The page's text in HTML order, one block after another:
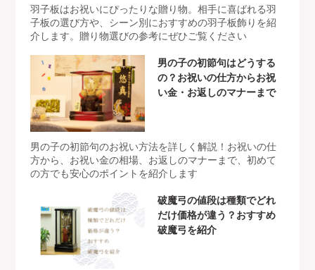
羽子板はお祝いにぴったりな贈り物。相手に喜ばれる羽
子板の選び方や、シーン別におすすめの羽子板飾りを紹
介します。贈り物選びの参考にぜひご覧ください
男の子の初節句はどうする
の？お祝いの仕方からお祝
い金・お返しのマナーまで
男の子の初節句のお祝い方法を詳しく解説！お祝いの仕
方から、お祝い金の相場、お返しのマナーまで、初めて
の方でも安心のポイントを紹介します
破魔弓の値段は種類でどれ
だけ価格が違う？おすすめ
破魔弓を紹介